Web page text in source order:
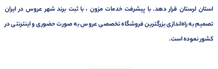
استان لرستان قرار دهد. با پیشرفت خدمات مزون ، با ثبت برند شهر عروس در ایران
تصمیم به راه‌اندازی بزرگترین فروشگاه تخصصی عروس به صورت حضوری و اینترنتی در
کشور نموده است.